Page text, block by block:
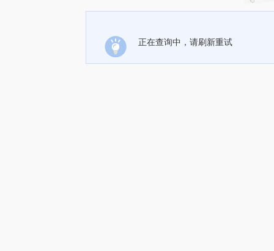
正在查询中，请刷新重试